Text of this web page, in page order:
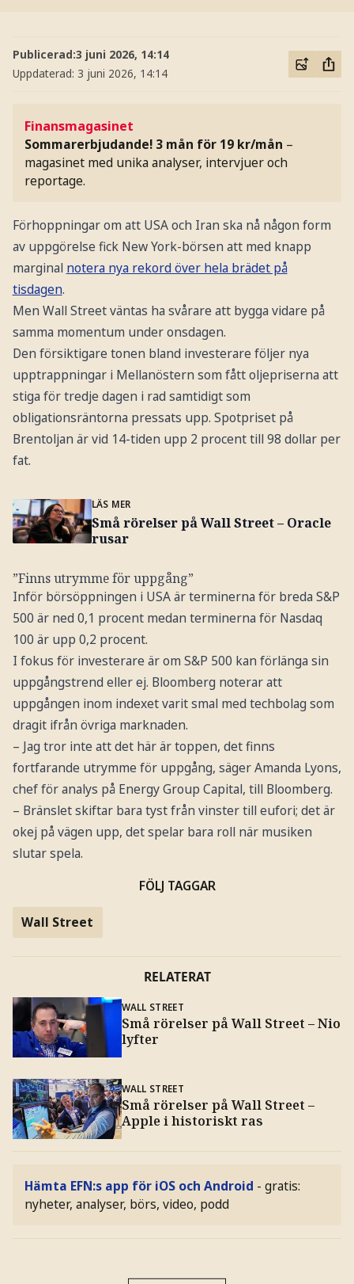
Publicerad:3 juni 2026, 14:14
Uppdaterad: 3 juni 2026, 14:14
Finansmagasinet
Sommarerbjudande! 3 mån för 19 kr/mån –
magasinet med unika analyser, intervjuer och
reportage.
Förhoppningar om att USA och Iran ska nå någon form
av uppgörelse fick New York-börsen att med knapp
marginal notera nya rekord över hela brädet på
tisdagen.
Men Wall Street väntas ha svårare att bygga vidare på
samma momentum under onsdagen.
Den försiktigare tonen bland investerare följer nya
upptrappningar i Mellanöstern som fått oljepriserna att
stiga för tredje dagen i rad samtidigt som
obligationsräntorna pressats upp. Spotpriset på
Brentoljan är vid 14-tiden upp 2 procent till 98 dollar per
fat.
LÄS MER
Små rörelser på Wall Street – Oracle
rusar
”Finns utrymme för uppgång”
Inför börsöppningen i USA är terminerna för breda S&P
500 är ned 0,1 procent medan terminerna för Nasdaq
100 är upp 0,2 procent.
I fokus för investerare är om S&P 500 kan förlänga sin
uppgångstrend eller ej. Bloomberg noterar att
uppgången inom indexet varit smal med techbolag som
dragit ifrån övriga marknaden.
– Jag tror inte att det här är toppen, det finns
fortfarande utrymme för uppgång, säger Amanda Lyons,
chef för analys på Energy Group Capital, till Bloomberg.
– Bränslet skiftar bara tyst från vinster till eufori; det är
okej på vägen upp, det spelar bara roll när musiken
slutar spela.
FÖLJ TAGGAR
Wall Street
RELATERAT
WALL STREET
Små rörelser på Wall Street – Nio
lyfter
WALL STREET
Små rörelser på Wall Street –
Apple i historiskt ras
Hämta EFN:s app för iOS och Android - gratis:
nyheter, analyser, börs, video, podd